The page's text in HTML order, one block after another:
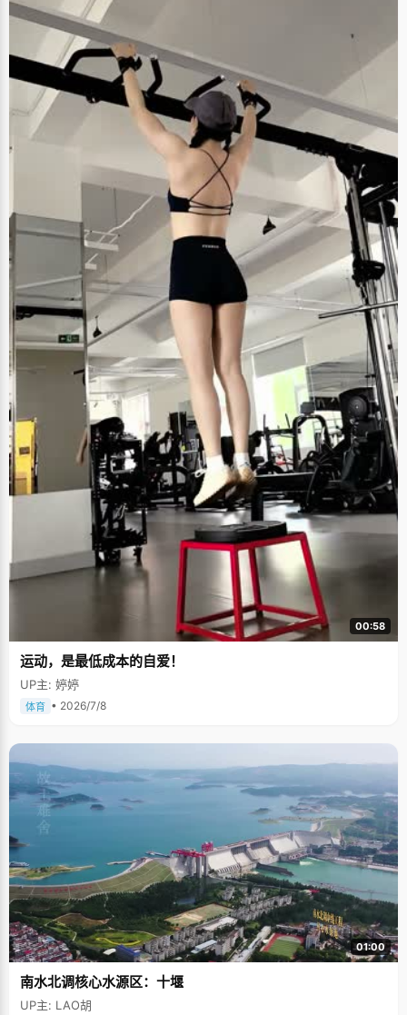
00:58
运动，是最低成本的自爱！
UP主: 婷婷
体育 • 2026/7/8
01:00
南水北调核心水源区：十堰
UP主: LAO胡